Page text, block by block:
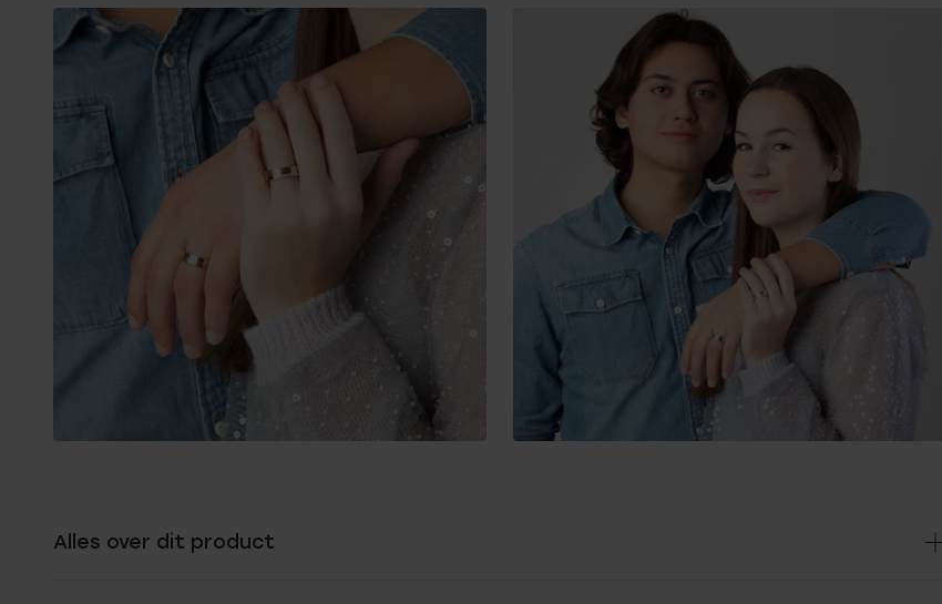
Alles over dit product